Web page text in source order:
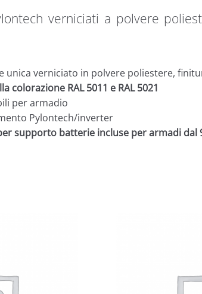
verniciati a polvere
unica verniciato in polvere poliestere,
colorazione RAL 5011 e RAL 5021
per armadio
Pylontech/inverter
supporto batterie incluse per armadi dal